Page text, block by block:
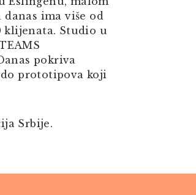
ima više od
klijenata. Studio u
pokriva
prototipova koji
Srbije.